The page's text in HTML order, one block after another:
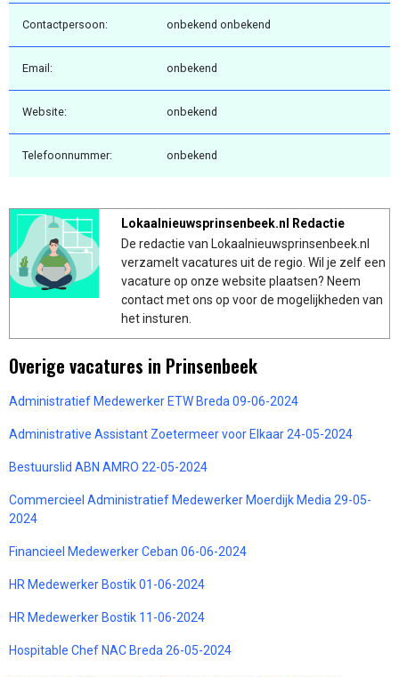
Contactpersoon: onbekend onbekend
Email: onbekend
Website: onbekend
Telefoonnummer: onbekend
Lokaalnieuwsprinsenbeek.nl Redactie
De redactie van Lokaalnieuwsprinsenbeek.nl
verzamelt vacatures uit de regio. Wil je zelf een
vacature op onze website plaatsen? Neem
contact met ons op voor de mogelijkheden van
het insturen.
Overige vacatures in Prinsenbeek
Administratief Medewerker ETW Breda 09-06-2024
Administrative Assistant Zoetermeer voor Elkaar 24-05-2024
Bestuurslid ABN AMRO 22-05-2024
Commercieel Administratief Medewerker Moerdijk Media 29-05-
2024
Financieel Medewerker Ceban 06-06-2024
HR Medewerker Bostik 01-06-2024
HR Medewerker Bostik 11-06-2024
Hospitable Chef NAC Breda 26-05-2024